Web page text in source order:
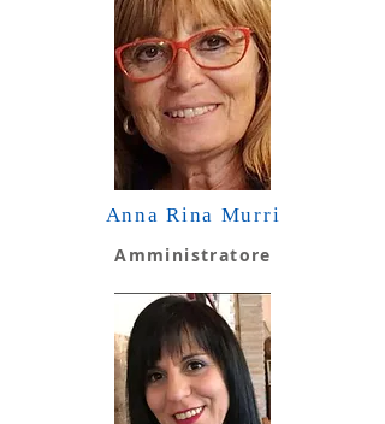
Anna Rina Murri
Amministratore